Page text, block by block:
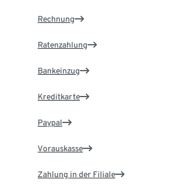
Rechnung
Ratenzahlung
Bankeinzug
Kreditkarte
Paypal
Vorauskasse
Zahlung in der Filiale